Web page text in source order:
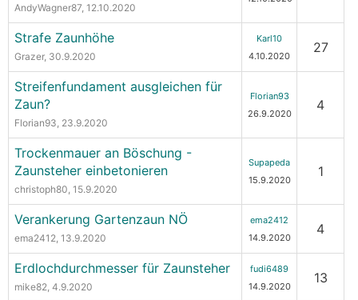
AndyWagner87, 12.10.2020
Strafe Zaunhöhe
Grazer, 30.9.2020
Karl10
4.10.2020
27
Streifenfundament ausgleichen für
Zaun?
Florian93, 23.9.2020
Florian93
26.9.2020
4
Trockenmauer an Böschung -
Zaunsteher einbetonieren
christoph80, 15.9.2020
Supapeda
15.9.2020
1
Verankerung Gartenzaun NÖ
ema2412, 13.9.2020
ema2412
14.9.2020
4
Erdlochdurchmesser für Zaunsteher
mike82, 4.9.2020
fudi6489
14.9.2020
13